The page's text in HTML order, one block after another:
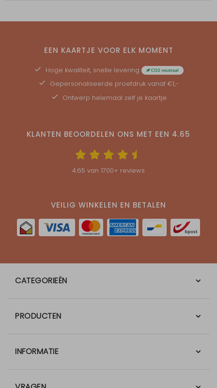
EEN KAARTJE VOOR ELK MOMENT
Hoge kwaliteit, snelle levering
Gepersonaliseerde proefdruk vanaf €1,-
Ontwerp helemaal zelf je kaartje
KLANTEN BEOORDELEN ONS MET EEN 4.65
4.65 van 1700+ reviews
VEILIG WINKELEN EN BETALEN
CATEGORIEËN
PRODUCTEN
INFORMATIE